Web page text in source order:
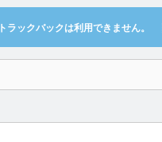
トラックバックは利用できません。